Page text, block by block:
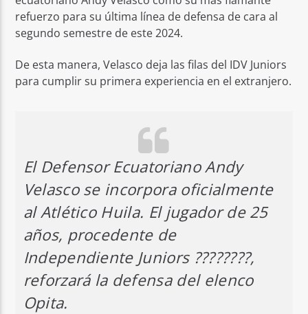
refuerzo para su última línea de defensa de cara al
segundo semestre de este 2024.
De esta manera, Velasco deja las filas del IDV Juniors
para cumplir su primera experiencia en el extranjero.
El Defensor Ecuatoriano Andy
Velasco se incorpora oficialmente
al Atlético Huila. El jugador de 25
años, procedente de
Independiente Juniors ????????,
reforzará la defensa del elenco
Opita.